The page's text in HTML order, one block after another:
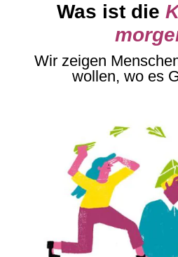
Was ist die
Wir zeigen
wollen, wo es